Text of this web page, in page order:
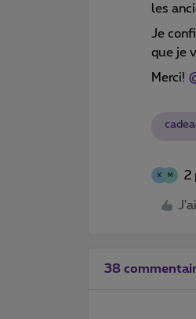
les
Je
que je
Merci! ​
K M 2
38